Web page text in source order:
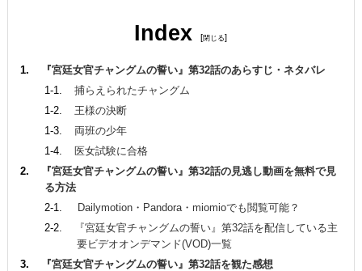
Index [ ]
『宮廷女官チャングムの誓い』第32話のあらすじ・ネタバレ
捕らえられたチャングム
王様の決断
両班の少年
医女試験に合格
『宮廷女官チャングムの誓い』第32話の見逃し動画を無料で見
る方法
Dailymotion・Pandora・miomioでも閲覧可能？
『宮廷女官チャングムの誓い』第32話を配信している主
要ビデオオンデマンド(VOD)一覧
『宮廷女官チャングムの誓い』第32話を観た感想